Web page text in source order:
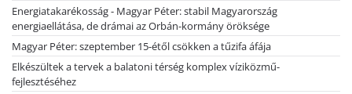
Energiatakarékosság - Magyar Péter: stabil Magyarország
energiaellátása, de drámai az Orbán-kormány öröksége
Magyar Péter: szeptember 15-étől csökken a tűzifa áfája
Elkészültek a tervek a balatoni térség komplex víziközmű-
fejlesztéséhez